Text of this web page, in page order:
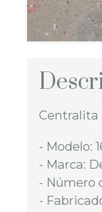
Centralita
- Modelo:
- Marca:
- Número
-